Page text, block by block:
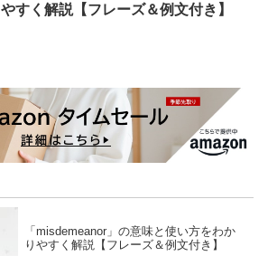
やすく解説【フレーズ＆例文付き】
「misdemeanor」の意味と使い方をわか
りやすく解説【フレーズ＆例文付き】